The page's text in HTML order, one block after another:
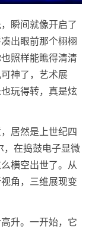
瞬间就像开启了
出眼前那个栩栩
照样能瞧得清清
神了，艺术展
玩得转，真是炫
居然是上世纪四
，在捣鼓电子显微
横空出世了。从
角，三维展现变
升。一开始，它